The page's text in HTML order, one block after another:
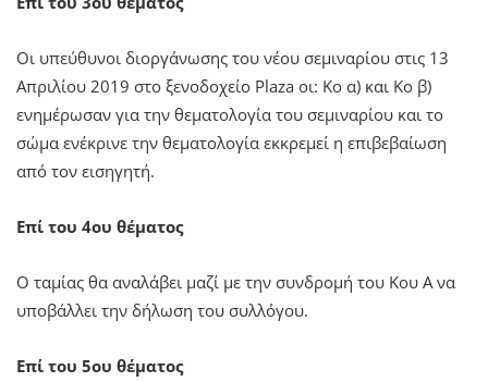
Οι υπεύθυνοι διοργάνωσης του νέου σεμιναρίου στις 13
Απριλίου 2019 στο ξενοδοχείο Plaza οι: Κο α) και Κο β)
ενημέρωσαν για την θεματολογία του σεμιναρίου και το
σώμα ενέκρινε την θεματολογία εκκρεμεί η επιβεβαίωση
από τον εισηγητή.
Επί του 4ου θέματος
Ο ταμίας θα αναλάβει μαζί με την συνδρομή του Κου Α να
υποβάλλει την δήλωση του συλλόγου.
Επί του 5ου θέματος